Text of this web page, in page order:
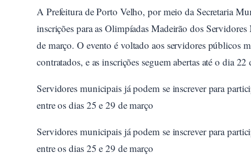
A Prefeitura de Porto Velho, por meio da Secretaria
inscrições para as Olimpíadas Madeirão dos
de março. O evento é voltado aos servidores públicos
contratados, e as inscrições seguem abertas até o dia 22
Servidores municipais já podem se inscrever para
entre os dias 25 e 29 de março
Servidores municipais já podem se inscrever para
entre os dias 25 e 29 de março